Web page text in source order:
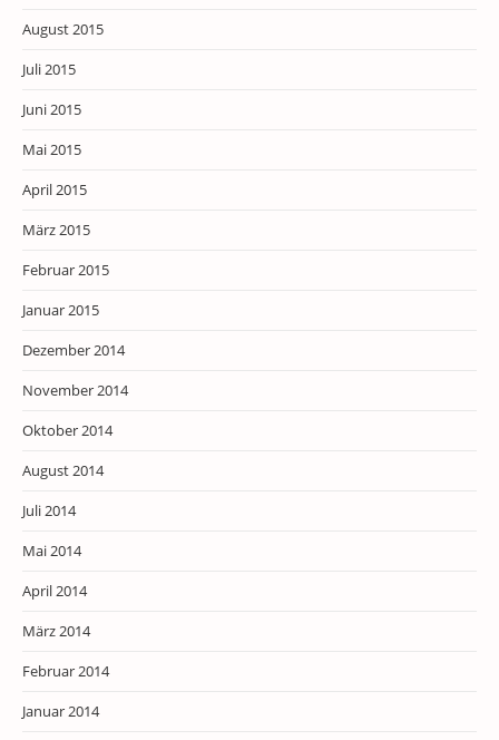
August 2015
Juli 2015
Juni 2015
Mai 2015
April 2015
März 2015
Februar 2015
Januar 2015
Dezember 2014
November 2014
Oktober 2014
August 2014
Juli 2014
Mai 2014
April 2014
März 2014
Februar 2014
Januar 2014